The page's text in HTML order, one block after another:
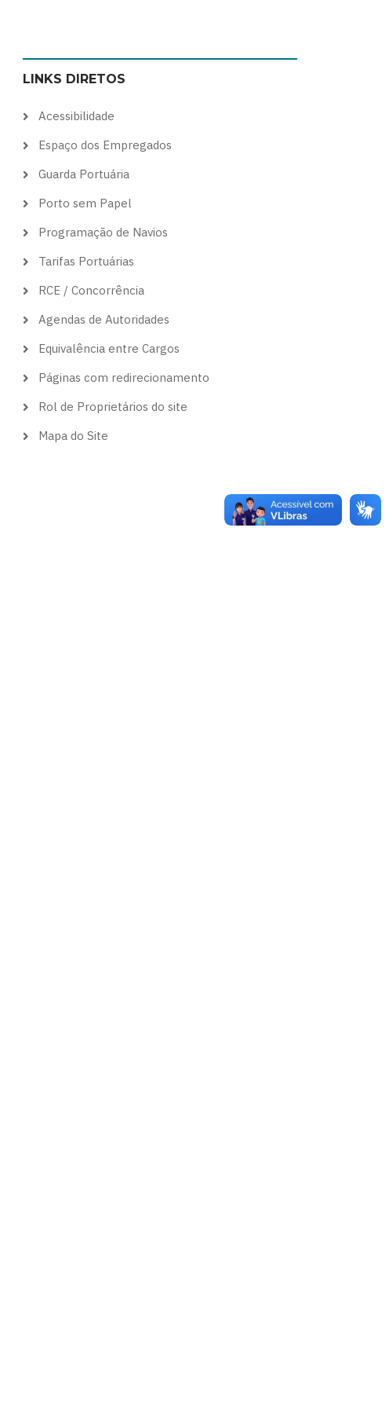
color
theme
blue
theme
high
visibility
soft
theme
LINKS DIRETOS
Acessibilidade
Espaço dos Empregados
Guarda Portuária
Porto sem Papel
Programação de Navios
Tarifas Portuárias
RCE / Concorrência
Agendas de Autoridades
Equivalência entre Cargos
Páginas com redirecionamento
Rol de Proprietários do site
Mapa do Site